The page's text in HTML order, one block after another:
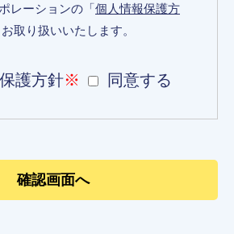
レーションの「個人情報保護方
取り扱いいたします。
護方針※ 同意する